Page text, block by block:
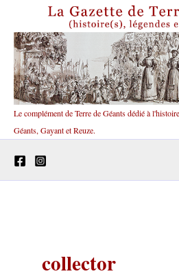
contenu
Le complément de Terre de Géants dédié à
Géants, Gayant et Reuze.
collector